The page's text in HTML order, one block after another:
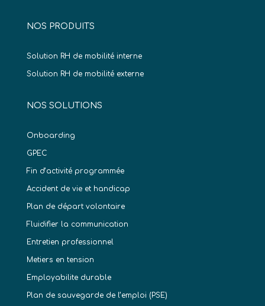
NOS PRODUITS
Solution RH de mobilité interne
Solution RH de mobilité externe
NOS SOLUTIONS
Onboarding
GPEC
Fin d’activité programmée
Accident de vie et handicap
Plan de départ volontaire
Fluidifier la communication
Entretien professionnel
Metiers en tension
Employabilite durable
Plan de sauvegarde de l’emploi (PSE)